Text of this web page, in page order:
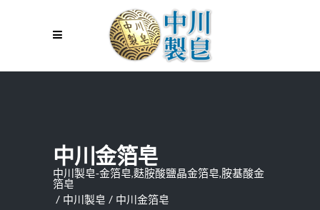
中川金箔皂
中川製皂-金箔皂,麩胺酸鹽晶金箔皂,胺基酸金
箔皂
/ 中川製皂 / 中川金箔皂